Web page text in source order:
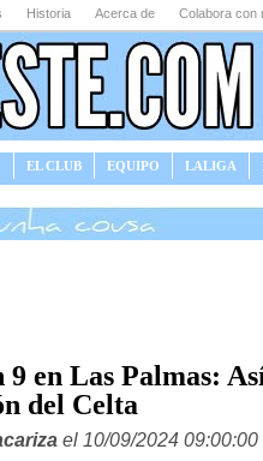
Historia Acerca de Colabora con
EL CLUB EQUIPO LALIGA
en Las Palmas:
del Celta
el 10/09/2024 09:00:00